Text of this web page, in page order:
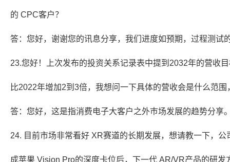
的 CPC客户？
答：您好，谢谢您的讯息分享，我们进度如预期，过程测试
23.您好！上次发布的投资关系记录表中提到2032年的营收
比2022年增加2到3倍，我想问一下具体的营收会是什么范围
答：您好，这是指消费电子大客户之外巿场发展的趋势分享
24. 目前市场非常看好 XR赛道的长期发展，想请教一下，公
成苹果 Vision Pro的深度卡位后，下一代 AR/VR产品的研